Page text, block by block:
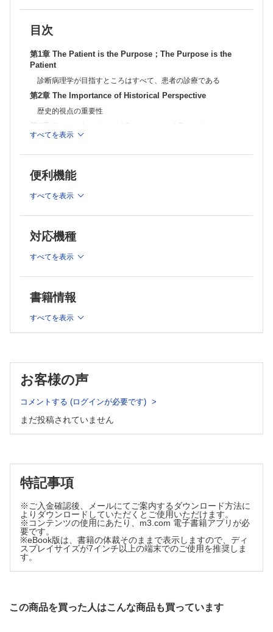
第15章 An Algorithmic Method for Histopathologic Diagnosis Based on
Pattern Analysis
パターン分析に基づく皮膚病理組織のアルゴリズム的診断法
第16章 Histopathologic Look-alikes
第17章 Differential Diagnosis
鑑別診断
診断の落とし穴
例外
第21章 Cliches
常套句（陳腐な決まり文句）
第22章 Clinical Miscues as Clues to Accurate Histopathologic
正確な組織診断の手がかりとなる臨床側からの誤った合図（臨床の誤
第23章 Clinical Implications of Particular Histopathologic Findings
第24章 Important or Not?
統合概念
第26章 Biopsy
生検
第27章 The Best Special Stain
最高の特殊染色
有用な病理報告書の作成
診断法の限界
臨床情報・病歴の功罪
第32章 The Issues of Alleged Negligence and of Behavior in Matters
第33章 Individuality, Imagination, and Originality
個別性、想像力、そして独自性
第34章 Skepticism, Reflection, Resistance, Responsibility and Tenacity
懐疑、熟考、抵抗、責任、そして持続
第35章 Taking the Subject（not Oneself）Seriously
（自分のことにではなく）課題に真剣に取り組む
第36章 “I Don’t Know”and“I Was Wrong”
「わかりません」と「間違えました」
第37章 Ethics, Etiquette, and Collegiality
共同と共有
目次
第1章 The Patient is the Purpose；The Purpose is the
Patient
診断病理学が目指すところはすべて、患者の診療である
第2章 The Importance of Historical Perspective
歴史的視点の重要性
第4章 Open Mind, Accurate Observation, Profound
Knowledge, Critical Thinking, Reasonable Interpretation
開かれた心、正確な観察、深遠な知識、批判的思考、そして合
理的解釈
第6章 Indispensability of Clinical Dermatology to the
Mastery of Clinical Dermatology
い
第8章 General Pathology and Dermatopathology are One
第9章 Lives of Lesions
第10章 Variable Expressions of a Single Process
一つの疾患（病的過程）の多彩な表現
第11章 Criteria for Diagnosis
第12章 Illusion and Reality
錯覚と現実（錯誤と事実）
診断の手掛かり所見
第14章 Pattern Analysis
パターン分析
第15章 An Algorithmic Method for Histopathologic
Diagnosis Based on Pattern Analysis
病理組織学的瓜（うり）ふたつ
すべてを表示
便利機能
すべてを表示
対応機種
すべてを表示
書籍情報
すべてを表示
お客様の声
コメントする (ログインが必要です)
まだ投稿されていません
特記事項
※ご入金確認後、メールにてご案内するダウンロード方法に
よりダウンロードしていただくとご使用いただけます。
※コンテンツの使用にあたり、m3.com 電子書籍アプリが必
要です。
※eBook版は、書籍の体裁そのままで表示しますので、ディ
スプレイサイズが7インチ以上の端末でのご使用を推奨しま
す。
この商品を買った人はこんな商品も買っています